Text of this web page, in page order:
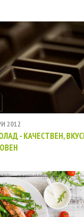
2012
- КАЧЕСТВЕН,